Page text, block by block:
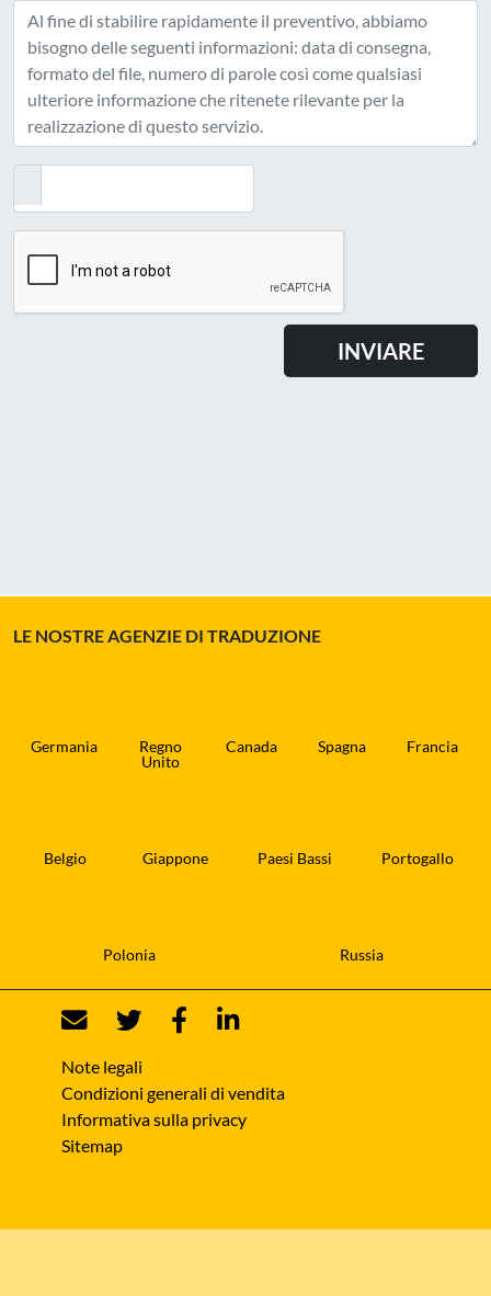
LE NOSTRE AGENZIE DI TRADUZIONE
Germania
Regno
Unito
Canada Spagna Francia
Belgio Giappone Paesi Bassi Portogallo
Polonia Russia
Note legali
Condizioni generali di vendita
Informativa sulla privacy
Sitemap